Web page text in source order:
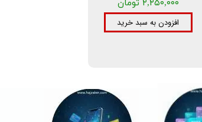
۲,۲۵۰,۰۰۰ تومان
افزودن به سبد خرید